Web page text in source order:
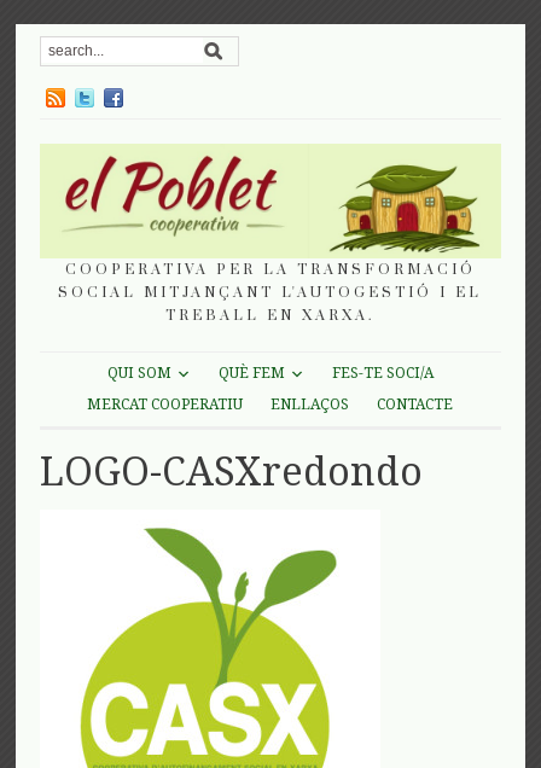
COOPERATIVA PER LA TRANSFORMACIÓ
SOCIAL MITJANÇANT L'AUTOGESTIÓ I EL
TREBALL EN XARXA.
QUI SOM QUÈ FEM
FES-TE SOCI/A
MERCAT COOPERATIU
ENLLAÇOS CONTACTE
LOGO-CASXredondo